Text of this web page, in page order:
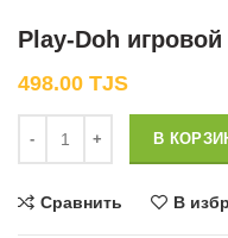
Play-Doh
498.00 TJS
В
Сравнить В